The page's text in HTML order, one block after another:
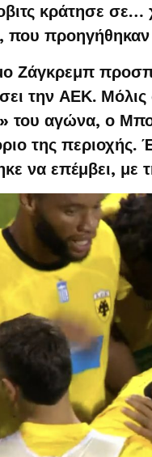
κράτησε σε…
που
Ζάγκρεμπ
την ΑΕΚ.
του αγώνα, ο
της περιοχής.
να επέμβει, με